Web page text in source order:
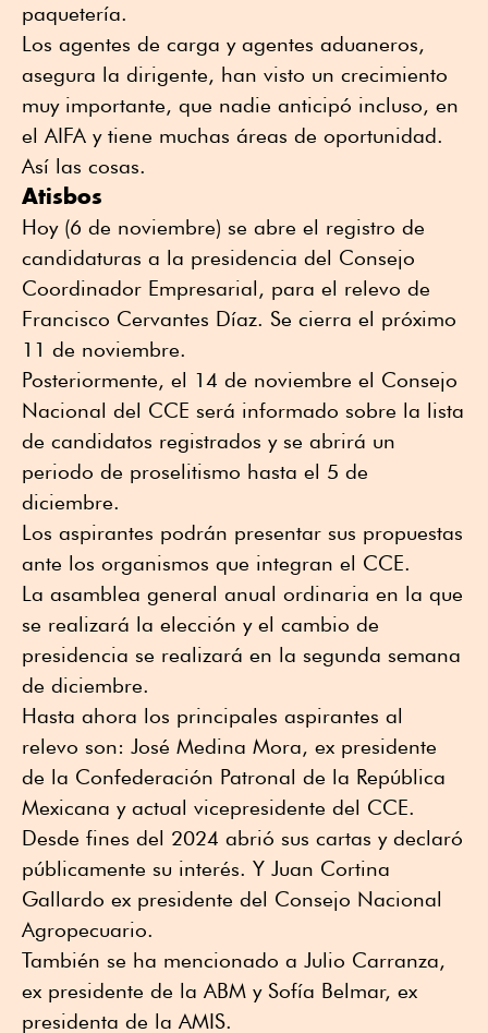
paquetería.
Los agentes de carga y agentes aduaneros,
asegura la dirigente, han visto un crecimiento
muy importante, que nadie anticipó incluso, en
el AIFA y tiene muchas áreas de oportunidad.
Así las cosas.
Atisbos
Hoy (6 de noviembre) se abre el registro de
candidaturas a la presidencia del Consejo
Coordinador Empresarial, para el relevo de
Francisco Cervantes Díaz. Se cierra el próximo
11 de noviembre.
Posteriormente, el 14 de noviembre el Consejo
Nacional del CCE será informado sobre la lista
de candidatos registrados y se abrirá un
periodo de proselitismo hasta el 5 de
diciembre.
Los aspirantes podrán presentar sus propuestas
ante los organismos que integran el CCE.
La asamblea general anual ordinaria en la que
se realizará la elección y el cambio de
presidencia se realizará en la segunda semana
de diciembre.
Hasta ahora los principales aspirantes al
relevo son: José Medina Mora, ex presidente
de la Confederación Patronal de la República
Mexicana y actual vicepresidente del CCE.
Desde fines del 2024 abrió sus cartas y declaró
públicamente su interés. Y Juan Cortina
Gallardo ex presidente del Consejo Nacional
Agropecuario.
También se ha mencionado a Julio Carranza,
ex presidente de la ABM y Sofía Belmar, ex
presidenta de la AMIS.